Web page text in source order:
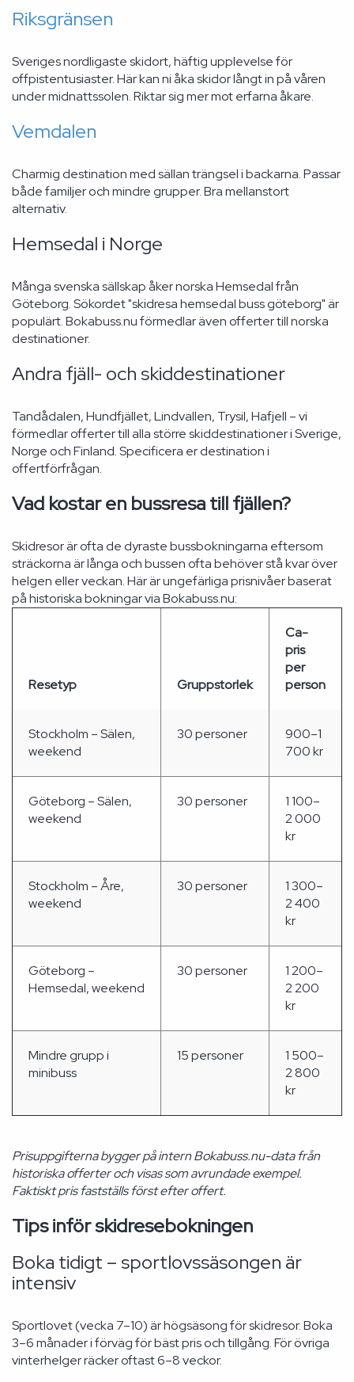
Riksgränsen
Sveriges nordligaste skidort, häftig upplevelse för
offpistentusiaster. Här kan ni åka skidor långt in på våren
under midnattssolen. Riktar sig mer mot erfarna åkare.
Vemdalen
Charmig destination med sällan trängsel i backarna. Passar
både familjer och mindre grupper. Bra mellanstort
alternativ.
Hemsedal i Norge
Många svenska sällskap åker norska Hemsedal från
Göteborg. Sökordet "skidresa hemsedal buss göteborg" är
populärt. Bokabuss.nu förmedlar även offerter till norska
destinationer.
Andra fjäll- och skiddestinationer
Tandådalen, Hundfjället, Lindvallen, Trysil, Hafjell – vi
förmedlar offerter till alla större skiddestinationer i Sverige,
Norge och Finland. Specificera er destination i
offertförfrågan.
Vad kostar en bussresa till fjällen?
Skidresor är ofta de dyraste bussbokningarna eftersom
sträckorna är långa och bussen ofta behöver stå kvar över
helgen eller veckan. Här är ungefärliga prisnivåer baserat
på historiska bokningar via Bokabuss.nu:
Resetyp Gruppstorlek
Ca-
pris
per
person
Stockholm – Sälen,
weekend
30 personer
900–1
700 kr
Göteborg – Sälen,
weekend
30 personer
1 100–
2 000
kr
Stockholm – Åre,
weekend
30 personer
1 300–
2 400
kr
Göteborg –
Hemsedal, weekend
30 personer
1 200–
2 200
kr
Mindre grupp i
minibuss
15 personer
1 500–
2 800
kr
Prisuppgifterna bygger på intern Bokabuss.nu-data från
historiska offerter och visas som avrundade exempel.
Faktiskt pris fastställs först efter offert.
Tips inför skidresebokningen
Boka tidigt – sportlovssäsongen är
intensiv
Sportlovet (vecka 7–10) är högsäsong för skidresor. Boka
3–6 månader i förväg för bäst pris och tillgång. För övriga
vinterhelger räcker oftast 6–8 veckor.